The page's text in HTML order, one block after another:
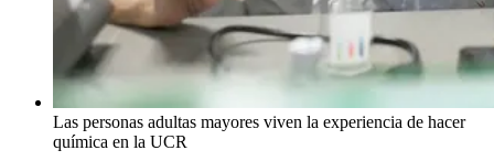
Las personas adultas mayores viven la experiencia de hacer
química en la UCR